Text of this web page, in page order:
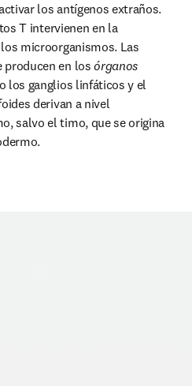
los antígenos extraños.
T intervienen en la
microorganismos. Las
producen en los órganos
los ganglios linfáticos y el
derivan a nivel
salvo el timo, que se origina